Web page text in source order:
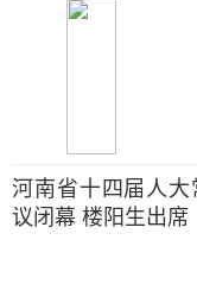
河南省十四届人
议闭幕 楼阳生出席